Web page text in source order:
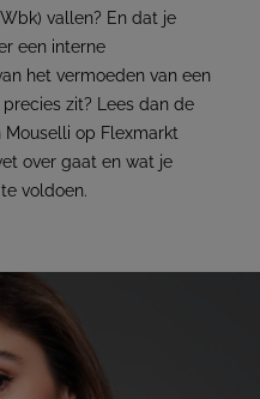
vallen? En dat je
een interne
het vermoeden van een
zit? Lees dan de
op Flexmarkt
over gaat en wat je
voldoen.